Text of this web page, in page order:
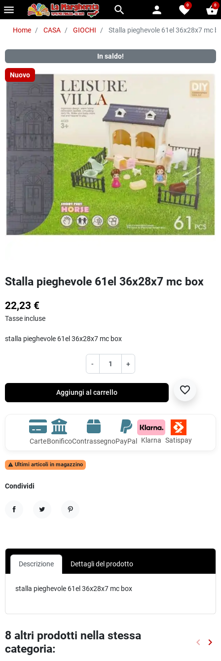
menu search person favorite
0 shopping_basket
0
Home CASA GIOCHI Stalla pieghevole 61el 36x28x7 mc
In saldo!
Nuovo
Stalla pieghevole 61el 36x28x7 mc box
22,23 €
Tasse incluse
stalla pieghevole 61el 36x28x7 mc box
- +
Aggiungi al carrello favorite_border
CarteBonificoContrassegnoPayPal Klarna Satispay
 Ultimi articoli in magazzino
Condividi
Descrizione Dettagli del prodotto
stalla pieghevole 61el 36x28x7 mc box
8 altri prodotti nella stessa
categoria:
keyboard_arrow_left keyboard_arrow_right